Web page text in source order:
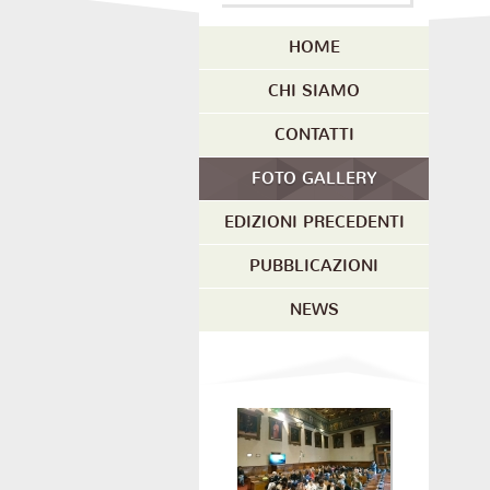
HOME
CHI SIAMO
CONTATTI
FOTO GALLERY
EDIZIONI PRECEDENTI
PUBBLICAZIONI
NEWS